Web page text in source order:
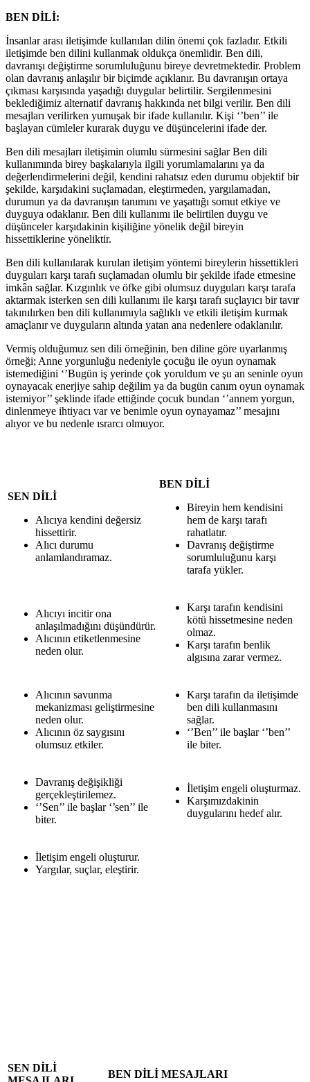
BEN DİLİ:
İnsanlar arası iletişimde kullanılan dilin önemi çok fazladır. Etkili
iletişimde ben dilini kullanmak oldukça önemlidir. Ben dili,
davranışı değiştirme sorumluluğunu bireye devretmektedir. Problem
olan davranış anlaşılır bir biçimde açıklanır. Bu davranışın ortaya
çıkması karşısında yaşadığı duygular belirtilir. Sergilenmesini
beklediğimiz alternatif davranış hakkında net bilgi verilir. Ben dili
mesajları verilirken yumuşak bir ifade kullanılır. Kişi ‘’ben’’ ile
başlayan cümleler kurarak duygu ve düşüncelerini ifade der.
Ben dili mesajları iletişimin olumlu sürmesini sağlar Ben dili
kullanımında birey başkalarıyla ilgili yorumlamalarını ya da
değerlendirmelerini değil, kendini rahatsız eden durumu objektif bir
şekilde, karşıdakini suçlamadan, eleştirmeden, yargılamadan,
durumun ya da davranışın tanımını ve yaşattığı somut etkiye ve
duyguya odaklanır. Ben dili kullanımı ile belirtilen duygu ve
düşünceler karşıdakinin kişiliğine yönelik değil bireyin
hissettiklerine yöneliktir.
Ben dili kullanılarak kurulan iletişim yöntemi bireylerin hissettikleri
duyguları karşı tarafı suçlamadan olumlu bir şekilde ifade etmesine
imkân sağlar. Kızgınlık ve öfke gibi olumsuz duyguları karşı tarafa
aktarmak isterken sen dili kullanımı ile karşı tarafı suçlayıcı bir tavır
takınılırken ben dili kullanımıyla sağlıklı ve etkili iletişim kurmak
amaçlanır ve duyguların altında yatan ana nedenlere odaklanılır.
Vermiş olduğumuz sen dili örneğinin, ben diline göre uyarlanmış
örneği; Anne yorgunluğu nedeniyle çocuğu ile oyun oynamak
istemediğini ‘’Bugün iş yerinde çok yoruldum ve şu an seninle oyun
oynayacak enerjiye sahip değilim ya da bugün canım oyun oynamak
istemiyor’’ şeklinde ifade ettiğinde çocuk bundan ‘’annem yorgun,
dinlenmeye ihtiyacı var ve benimle oyun oynayamaz’’ mesajını
alıyor ve bu nedenle ısrarcı olmuyor.
SEN DİLİ
Alıcıya kendini değersiz
hissettirir.
Alıcı durumu
anlamlandıramaz.
BEN DİLİ
Bireyin hem kendisini
hem de karşı tarafı
rahatlatır.
Davranış değiştirme
sorumluluğunu karşı
tarafa yükler.
Alıcıyı incitir ona
anlaşılmadığını düşündürür.
Alıcının etiketlenmesine
neden olur.
Karşı tarafın kendisini
kötü hissetmesine neden
olmaz.
Karşı tarafın benlik
algısına zarar vermez.
Alıcının savunma
mekanizması geliştirmesine
neden olur.
Alıcının öz saygısını
olumsuz etkiler.
Karşı tarafın da iletişimde
ben dili kullanmasını
sağlar.
‘’Ben’’ ile başlar ‘’ben’’
ile biter.
Davranış değişikliği
gerçekleştirilemez.
‘’Sen’’ ile başlar ‘’sen’’ ile
biter.
İletişim engeli oluşturmaz.
Karşımızdakinin
duygularını hedef alır.
İletişim engeli oluşturur.
Yargılar, suçlar, eleştirir.
SEN DİLİ
BEN DİLİ MESAJLARI